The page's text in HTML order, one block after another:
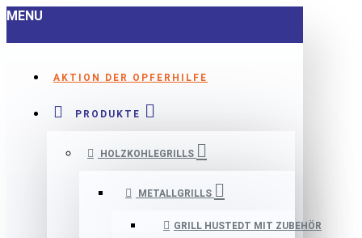
MENU
AKTION DER OPFERHILFE
PRODUKTE
HOLZKOHLEGRILLS
METALLGRILLS
GRILL HUSTEDT MIT ZUBEHÖR